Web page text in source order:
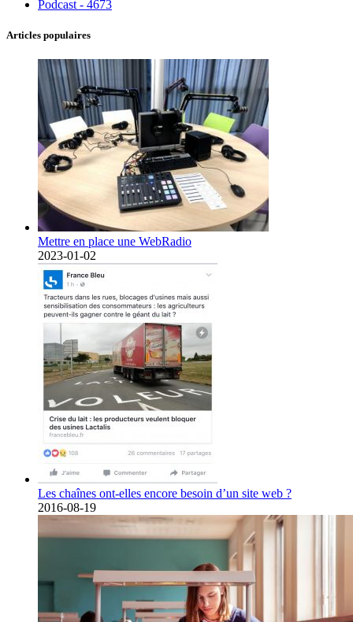
Podcast - 4673
Articles populaires
Mettre en place une WebRadio
2023-01-02
Les chaînes ont-elles encore besoin d’un site web ?
2016-08-19